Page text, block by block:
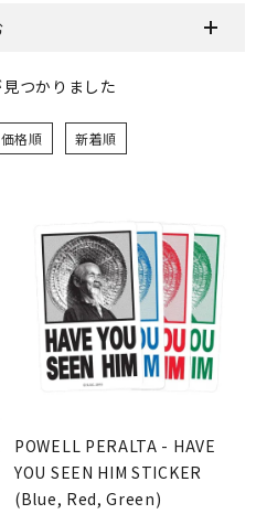
つかりました
価格順 新着順
POWELL PERALTA - HAVE
YOU SEEN HIM STICKER
(Blue, Red, Green)